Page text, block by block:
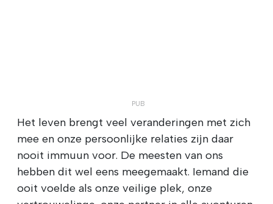
Het leven brengt veel veranderingen met zich
mee en onze persoonlijke relaties zijn daar
nooit immuun voor. De meesten van ons
hebben dit wel eens meegemaakt. Iemand die
ooit voelde als onze veilige plek, onze